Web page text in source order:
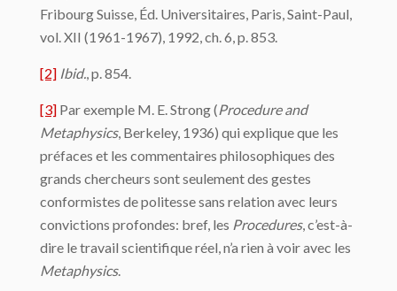
Fribourg Suisse, Éd. Universitaires, Paris, Saint-Paul,
vol. XII (1961-1967), 1992, ch. 6, p. 853.
[2] Ibid. , p. 854.
[3] Par exemple M. E. Strong (Procedure and
Metaphysics, Berkeley, 1936) qui explique que les
préfaces et les commentaires philosophiques des
grands chercheurs sont seulement des gestes
conformistes de politesse sans relation avec leurs
convictions profondes: bref, les Procedures, c’est-à-
dire le travail scientifique réel, n’a rien à voir avec les
Metaphysics.